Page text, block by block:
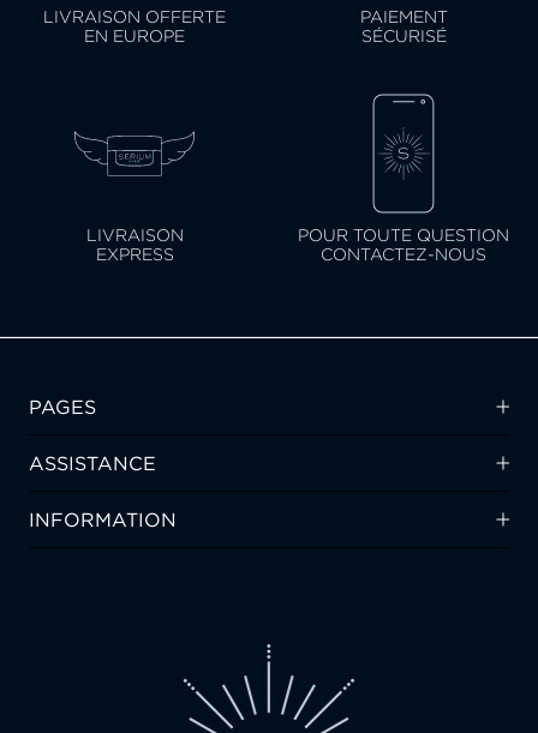
LIVRAISON OFFERTE
EN EUROPE
PAIEMENT
SÉCURISÉ
LIVRAISON
EXPRESS
POUR TOUTE QUESTION
CONTACTEZ-NOUS
PAGES
ASSISTANCE
INFORMATION